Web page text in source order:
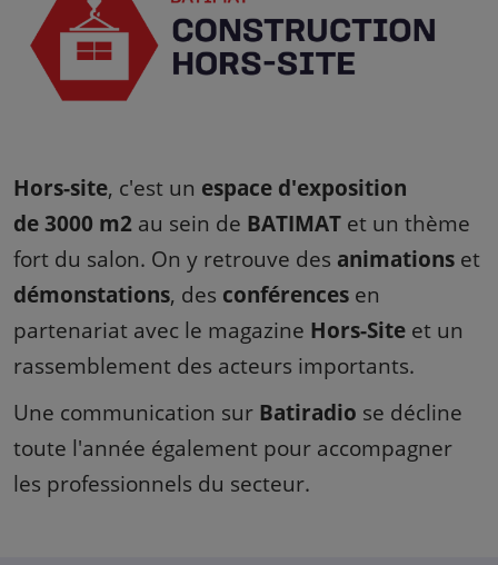
Hors-site, c'est un espace d'exposition
de 3000 m2 au sein de BATIMAT et un thème
fort du salon. On y retrouve des animations et
démonstations, des conférences en
partenariat avec le magazine Hors-Site et un
rassemblement des acteurs importants.
Une communication sur Batiradio se décline
toute l'année également pour accompagner
les professionnels du secteur.